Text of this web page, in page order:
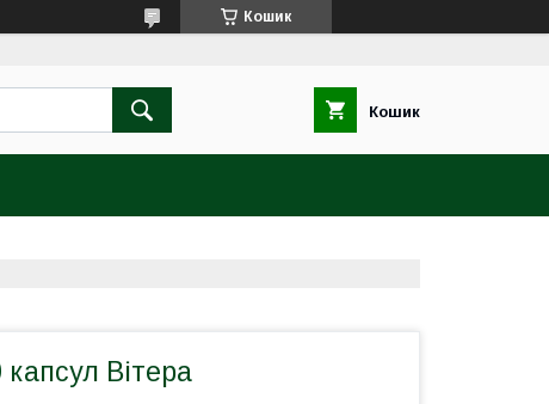
Кошик
Кошик
Вітера